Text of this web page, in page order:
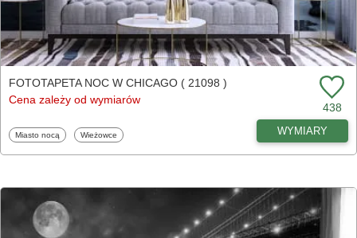
FOTOTAPETA NOC W CHICAGO ( 21098 )
Cena zależy od wymiarów
438
Fototapety
Miasto nocą Fototapety
Wieżowce WYMIARY